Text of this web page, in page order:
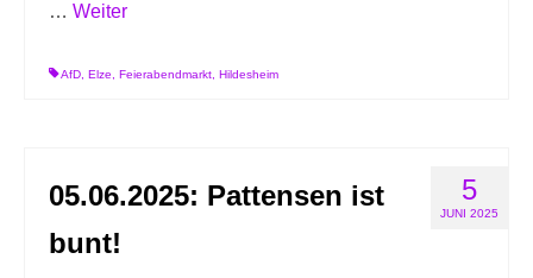
… Weiter
AfD Elze Feierabendmarkt Hildesheim
5
JUNI 2025
05.06.2025: Pattensen ist
bunt!